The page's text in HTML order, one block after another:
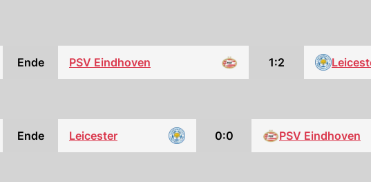
Ende PSV Eindhoven 1:2
Ende Leicester 0:0 PSV Eindhoven